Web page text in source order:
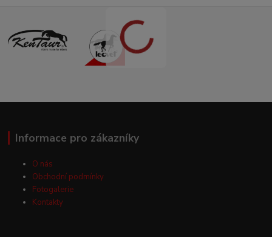
Informace pro zákazníky
O nás
Obchodní podmínky
Fotogalerie
Kontakty